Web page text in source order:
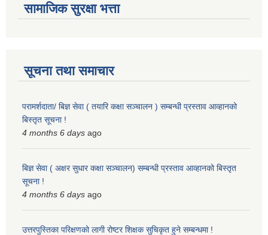
सामाजिक सुरक्षा भत्ता
सूचना तथा समाचार
परामर्शदाता/ बिज्ञ सेवा ( तयारि कक्षा सञ्चालन ) सम्बन्धी प्रस्ताव आव्हानको
बिस्तृत सूचना !
4 months 6 days ago
बिज्ञ सेवा ( अक्षर सुधार कक्षा सञ्चालन) सम्बन्धी प्रस्ताव आव्हानको बिस्तृत
सूचना !
4 months 6 days ago
उत्तरपुस्तिका परिक्षणको लागी रोष्टर शिक्षक सुचिकृत हुने सम्बन्धमा !